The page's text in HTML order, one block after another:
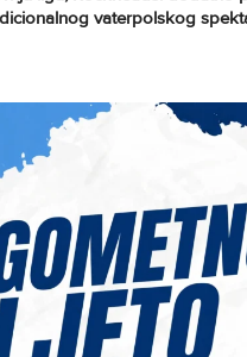
vaterpolskog